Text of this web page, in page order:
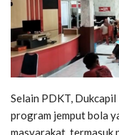
Selain PDKT,
program jemput bola
masyarakat, termasuk